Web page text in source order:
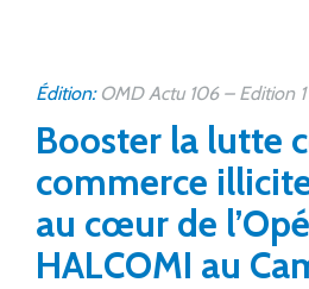
Édition: OMD Actu 106 – Edition
Booster la lutte
commerce
au cœur de
HALCOMI au